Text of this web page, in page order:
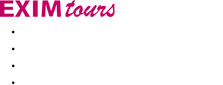
Akční nabídky Last minute